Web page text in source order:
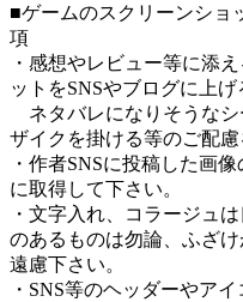
■ゲームのスクリーンショ
項
・感想やレビュー等に添
ットをSNSやブログに上げ
ネタバレになりそうなシ
ザイクを掛ける等のご配慮
・作者SNSに投稿した画
に取得して下さい。
・文字入れ、コラージュ
のあるものは勿論、ふざ
遠慮下さい。
・SNS等のヘッダーやア